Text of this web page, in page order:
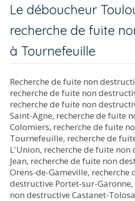
Le déboucheur
recherche de fuite
à Tournefeuille
Recherche de fuite non
recherche de fuite non
recherche de fuite non
Saint-Agne, recherche de fuite
Colomiers, recherche de fuite
Tournefeuille, recherche de
L'Union, recherche de fuite non
Jean, recherche de fuite non
Orens-de-Gameville, recherche
destructive Portet-sur-Garonne,
non destructive Castanet-